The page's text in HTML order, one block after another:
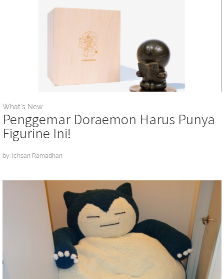
What's New
Penggemar Doraemon Harus Punya
Figurine Ini!
by: Ichsan Ramadhan